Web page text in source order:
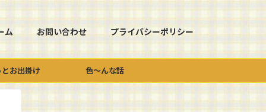
ム お問い合わせ プライバシーポリシー
お出掛け 色～んな話